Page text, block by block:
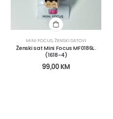
MINI FOCUS,ŽENSKI SATOVI
Ženski sat Mini Focus MF0186L.
(1618-4)
99,00 KM